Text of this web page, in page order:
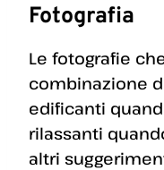
Fotografia
Le fotografie
combinazione
edificanti
rilassanti
altri